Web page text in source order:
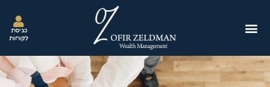
כניסת
לקוחות